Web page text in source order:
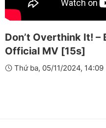
Don’t Overthink It! –
Official MV​ [15s]
Thứ ba, 05/11/2024, 14:09